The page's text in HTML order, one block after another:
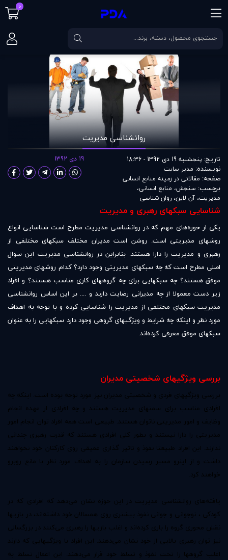
صفحه اصلی مقالات روانشناسی مديريت
روانشناسی مديريت
تاریخ: پنجشنبه 19 دی 1392 - 18:36
نویسنده: مدير سايت
صفحه: مقالاتی در زمينه منابع انسانی
برچسب: سنجش، منابع انسانی،
مدیریت، آن لاین، روان شناسی
19 دی 1392
شناسایی سبکهای رهبری و مدیریت
یکی از حوزه‌های مهم که در روانشناسی مدیریت مطرح است شناسایی انواع
روشهای مدیریتی است. روشن است مدیران مختلف سبکهای مختلفی از
رهبری و مدیریت را دارا هستند. بنابراین در روانشناسی مدیریت این سوال
اصلی مطرح است که چه سبکهای مدیریتی وجود دارد؟ کدام روشهای مدیریتی
موفق هستند؟ چه سبکهایی برای چه گروههای کاری مناسب هستند؟ و افراد
زیر دست معمولا از چه مدیرانی رضایت دارند و .... بر این اساس روانشناسی
مدیریت سبکهای مختلفی از مدیریت را شناسایی کرده و با توجه به اهداف
مورد نظر و اینکه چه شرایط و ویژگیهای گروهی وجود دارد سبکهایی را به عنوان
سبکهای موفق معرفی کرده‌اند.
بررسی ویژگیهای شخصیتی مدیران
بررسی ویژگیهای فردی و شخصیتی مدیران نیز مورد توجه بوده است. اینکه چه
افرادی مناسب برای سمتهای مدیریت هستند و چه افرادی از عهده انجام
وظایف و امور مدیریتی ناتوان هستند. طبیعی است همه افراد توان انجام امور
مدیریتی را دارا نیستند و بطور کلی افرادی هستند که قدرت رهبری چندانی
ندارند. این افراد طبیعتا نفوذ و تاثیر گذاری عمیقی روی کارکنان خود نخواهند
داشت و از اینرو مسیر رسیدن سازمان را به اهداف مورد نظر با مانع روبرو
خواهند کرد.
یافته‌های روانشناسی مدیریت در این حوزه نشان می‌دهد که افرادی که در
کودکی ، نوجوانی و جوانی نفوذ بیشتری روی همسالان خود داشته‌اند، در بازیها
نقش محوری گروه را بازی کرده‌اند و اغلب بازیها را رهبری می‌کنند در بزرگسالی
نیز توان رهبری بالایی از خود نشان می‌دهند. این افراد با ویژگیهایی که دارند
اغلب گروهها را تحت نفوذ و تسلط خود قرار می‌دهند. این اعمال تسلط به
0